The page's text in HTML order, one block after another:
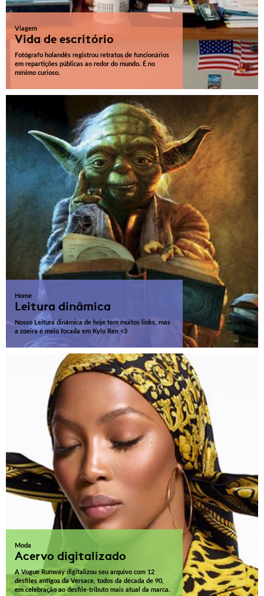
Viagem
Vida de escritório
Fotógrafo holandês registrou retratos de funcionários
em repartições públicas ao redor do mundo. É no
mínimo curioso.
Home
Leitura dinâmica
Nosso Leitura dinâmica de hoje tem muitos links, mas
a zoeira é meio focada em Kylo Ren <3
Moda
Acervo digitalizado
A Vogue Runway digitalizou seu arquivo com 12
desfiles antigos da Versace, todos da década de 90,
em celebração ao desfile-tributo mais atual da marca.